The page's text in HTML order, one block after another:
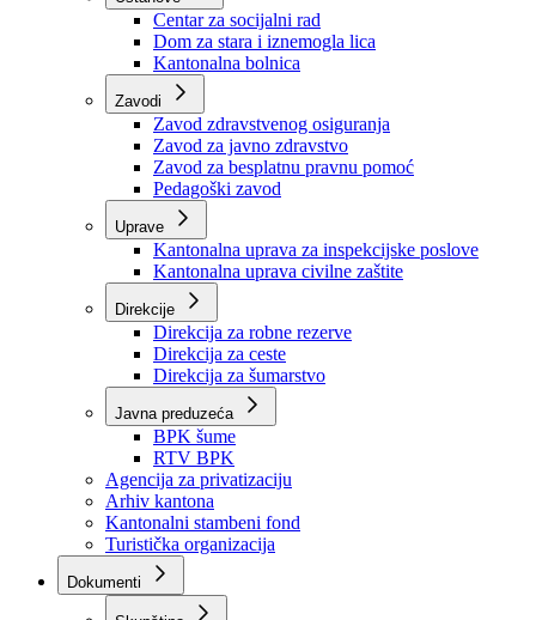
Služba za zapošljavanje
Ustanove
Centar za socijalni rad
Dom za stara i iznemogla lica
Kantonalna bolnica
Zavodi
Zavod zdravstvenog osiguranja
Zavod za javno zdravstvo
Zavod za besplatnu pravnu pomoć
Pedagoški zavod
Kantonalna uprava za inspekcijske poslove
Kantonalna uprava civilne zaštite
Direkcije
Direkcija za robne rezerve
Direkcija za ceste
Direkcija za šumarstvo
Javna preduzeća
BPK šume
RTV BPK
Agencija za privatizaciju
Arhiv kantona
Kantonalni stambeni fond
Turistička organizacija